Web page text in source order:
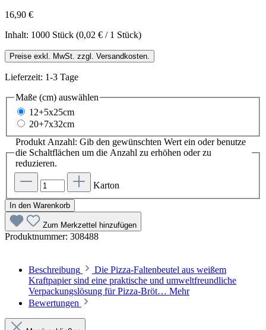
16,90 €
Inhalt: 1000 Stück (0,02 € / 1 Stück)
Preise exkl. MwSt. zzgl. Versandkosten.
Lieferzeit: 1-3 Tage
Maße (cm) auswählen
12+5x25cm
20+7x32cm
Produkt Anzahl: Gib den gewünschten Wert ein oder benutze
die Schaltflächen um die Anzahl zu erhöhen oder zu
reduzieren.
Karton
In den Warenkorb
Zum Merkzettel hinzufügen
Produktnummer: 308488
Beschreibung
Die Pizza-Faltenbeutel aus weißem
Kraftpapier sind eine praktische und umweltfreundliche
Verpackungslösung für Pizza-Bröt… Mehr
Bewertungen